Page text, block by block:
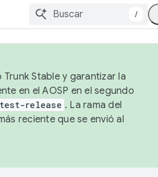
/
Stable y garantizar la
en el AOSP en el segundo
release . La rama del
reciente que se envió al